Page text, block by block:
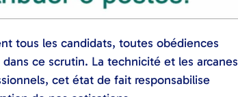
tous les candidats, toutes obédiences
ce scrutin. La technicité et les arcanes
cet état de fait responsabilise